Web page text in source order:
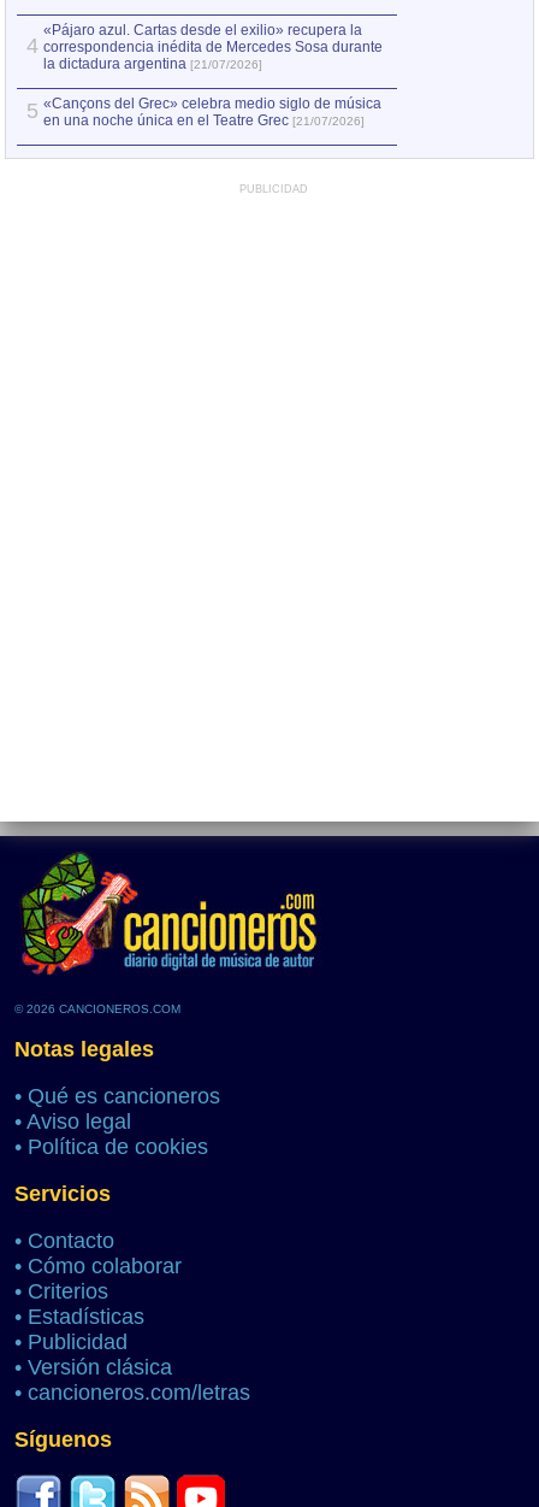
4
«Pájaro azul. Cartas desde el exilio» recupera la
correspondencia inédita de Mercedes Sosa durante
la dictadura argentina [21/07/2026]
5 «Cançons del Grec» celebra medio siglo de música
en una noche única en el Teatre Grec [21/07/2026]
PUBLICIDAD
© 2026 CANCIONEROS.COM
Notas legales
• Qué es cancioneros
• Aviso legal
• Política de cookies
Servicios
• Contacto
• Cómo colaborar
• Criterios
• Estadísticas
• Publicidad
• Versión clásica
• cancioneros.com/letras
Síguenos